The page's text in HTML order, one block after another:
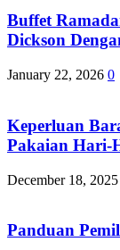
Buffet
Dickson
January 22, 2026 0
Keperluan
Pakaian Hari-
December 18, 2025
Panduan